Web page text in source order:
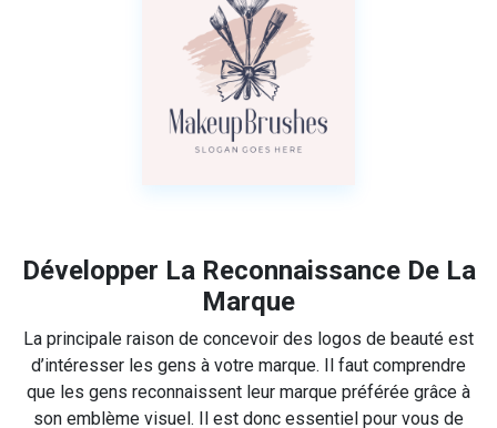
Développer La Reconnaissance De La
Marque
La principale raison de concevoir des logos de beauté est
d’intéresser les gens à votre marque. Il faut comprendre
que les gens reconnaissent leur marque préférée grâce à
son emblème visuel. Il est donc essentiel pour vous de